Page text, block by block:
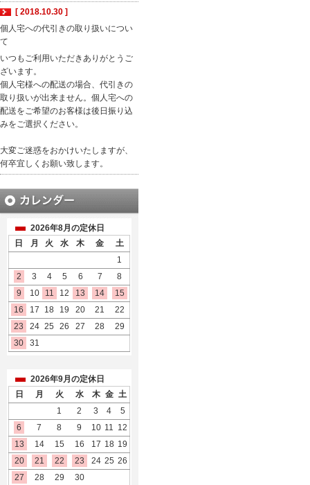
[ 2018.10.30 ]
個人宅への代引きの取り扱いについ
て
いつもご利用いただきありがとうご
ざいます。
個人宅様への配送の場合、代引きの
取り扱いが出来ません。個人宅への
配送をご希望のお客様は後日振り込
みをご選択ください。
大変ご迷惑をおかけいたしますが、
何卒宜しくお願い致します。
2026年8月の定休日
日
月 火 水 木 金
土
1
2
3 4 5 6 7
8
9
10 11 12 13 14
15
16
17 18 19 20 21
22
23
24 25 26 27 28
29
30
31
2026年9月の定休日
日
月 火 水 木 金 土
1
2 3 4
5
6
7 8 9 10 11 12
13
14 15 16 17 18 19
20
21 22 23 24 25 26
27
28 29 30